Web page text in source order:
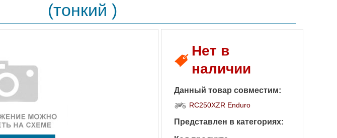
(тонкий )
Нет в
наличии
Данный товар совместим:
RC250XZR Enduro
Представлен в категориях: